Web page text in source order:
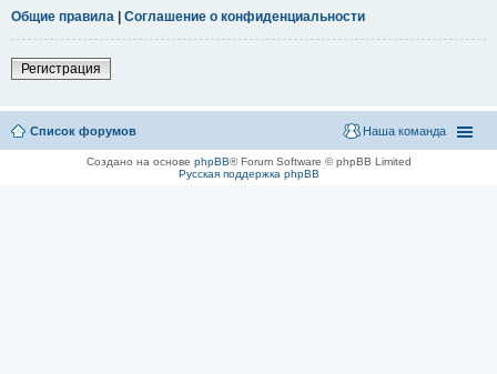
Общие правила | Соглашение о конфиденциальности
Регистрация
Список форумов Наша команда
Создано на основе phpBB® Forum Software © phpBB Limited
Русская поддержка phpBB